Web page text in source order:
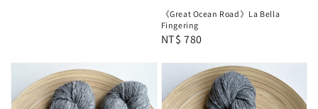
《Great Ocean Road》La Bella
Fingering
Regular
NT$ 780